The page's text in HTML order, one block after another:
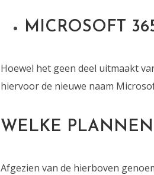
MICROSOFT
Hoewel het geen deel uitmaakt
hiervoor de nieuwe naam
WELKE
Afgezien van de hierboven